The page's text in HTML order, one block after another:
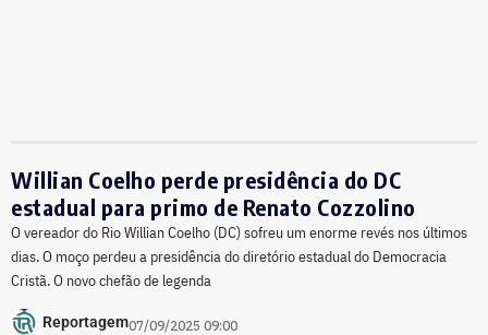
Willian Coelho perde presidência do DC
estadual para primo de Renato Cozzolino
O vereador do Rio Willian Coelho (DC) sofreu um enorme revés nos últimos
dias. O moço perdeu a presidência do diretório estadual do Democracia
Cristã. O novo chefão de legenda
Reportagem07/09/2025 09:00